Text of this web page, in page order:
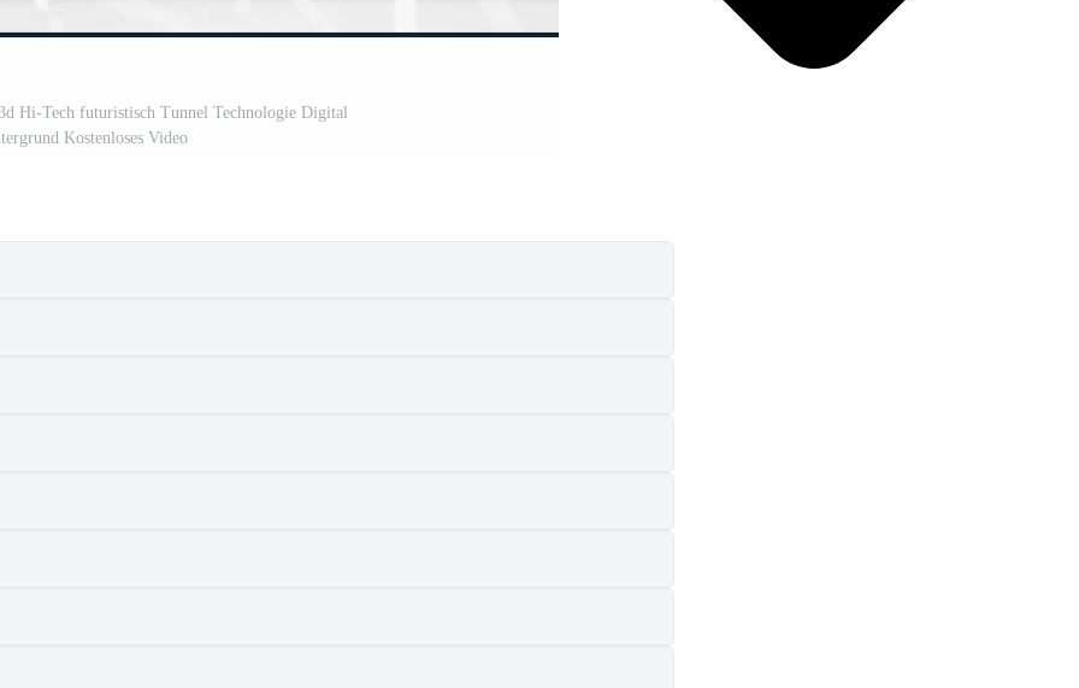
Hi-Tech futuristisch Tunnel Technologie Digital
Kostenloses Video